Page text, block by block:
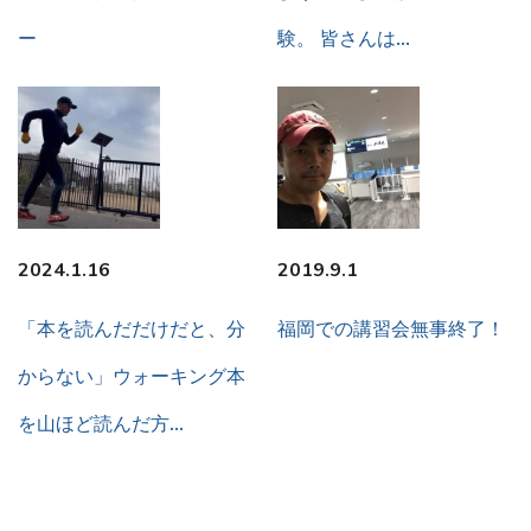
ー
験。 皆さんは…
2024.1.16
「本を読んだだけだと、分
からない」ウォーキング本
を山ほど読んだ方…
2019.9.1
福岡での講習会無事終了！